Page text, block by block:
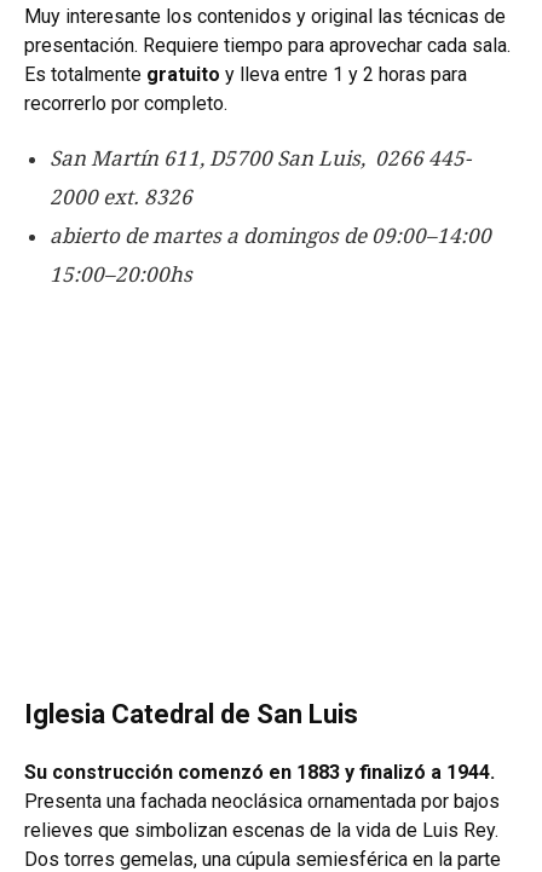
Muy interesante los contenidos y original las técnicas de
presentación. Requiere tiempo para aprovechar cada sala.
Es totalmente gratuito y lleva entre 1 y 2 horas para
recorrerlo por completo.
San Martín 611, D5700 San Luis, 0266 445-
2000 ext. 8326
abierto de martes a domingos de 09:00–14:00
15:00–20:00hs
Iglesia Catedral de San Luis
Su construcción comenzó en 1883 y finalizó a 1944.
Presenta una fachada neoclásica ornamentada por bajos
relieves que simbolizan escenas de la vida de Luis Rey.
Dos torres gemelas, una cúpula semiesférica en la parte